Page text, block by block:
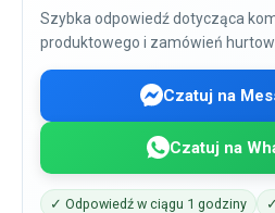
Szybka odpowiedź dotycząca
produktowego i zamówień
Czatuj na
Czatuj na
✓ Odpowiedź w ciągu 1 godziny